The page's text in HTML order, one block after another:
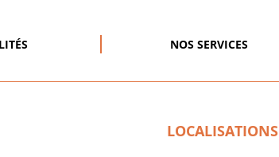
NOS SERVICES
LOCALISATIONS